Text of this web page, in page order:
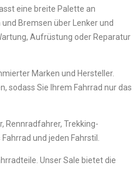
eine breite Palette an
Bremsen über Lenker und
Aufrüstung oder Reparatur
Marken und Hersteller.
sodass Sie Ihrem Fahrrad nur das
Rennradfahrer, Trekking-
und jeden Fahrstil.
Unser Sale bietet die